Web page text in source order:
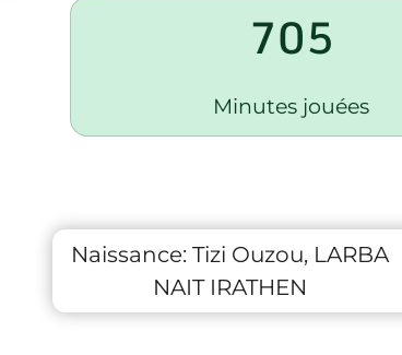
705
Minutes jouées
Naissance: Tizi Ouzou, LARBA
NAIT IRATHEN